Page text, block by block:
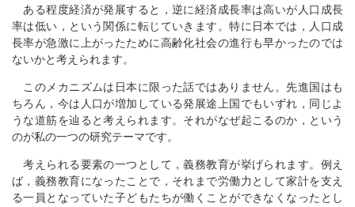
ある程度経済が発展すると，逆に経済成長率は高いが人口成長
率は低い，という関係に転じていきます。特に日本では，人口成
長率が急激に上がったために高齢化社会の進行も早かったのでは
ないかと考えられます。
このメカニズムは日本に限った話ではありません。先進国はも
ちろん，今は人口が増加している発展途上国でもいずれ，同じよ
うな道筋を辿ると考えられます。それがなぜ起こるのか，という
のが私の一つの研究テーマです。
考えられる要素の一つとして，義務教育が挙げられます。例え
ば，義務教育になったことで，それまで労働力として家計を支え
る一員となっていた子どもたちが働くことができなくなったとし